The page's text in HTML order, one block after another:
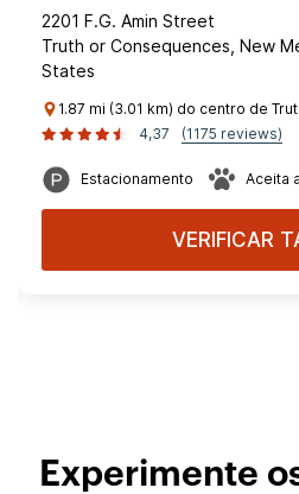
2201 F.G. Amin Street
Truth or Consequences, New
States
1.87 mi (3.01 km) do centro de
4,37
(1175 reviews)
Estacionamento Aceita
VERIFICAR
Experimente